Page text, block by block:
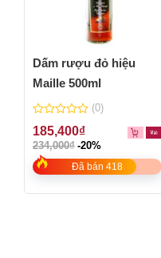
Dấm rượu đỏ hiệu
Maille 500ml
0
out
of
5
(0)
185,400₫
234,000₫ -20%
Đã bán 418